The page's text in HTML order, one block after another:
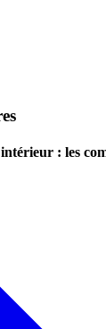
: les